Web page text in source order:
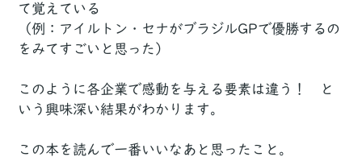
て覚えている
（例：アイルトン・セナがブラジルGPで優勝するの
をみてすごいと思った）
このように各企業で感動を与える要素は違う！ と
いう興味深い結果がわかります。
この本を読んで一番いいなあと思ったこと。